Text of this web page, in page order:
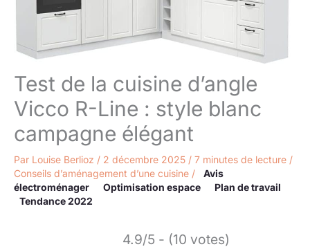
Test de la cuisine d’angle
Vicco R-Line : style blanc
campagne élégant
Par Louise Berlioz / 2 décembre 2025 / 7 minutes de lecture /
Conseils d’aménagement d’une cuisine /
Avis
électroménager
Optimisation espace
Plan de travail
Tendance 2022
4.9/5 - (10 votes)